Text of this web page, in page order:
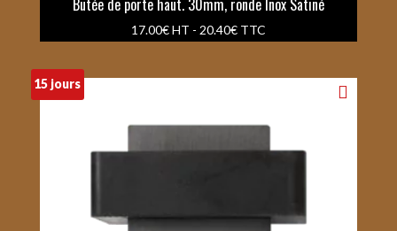
17.00€HT - 20.40€TTC
15 jours